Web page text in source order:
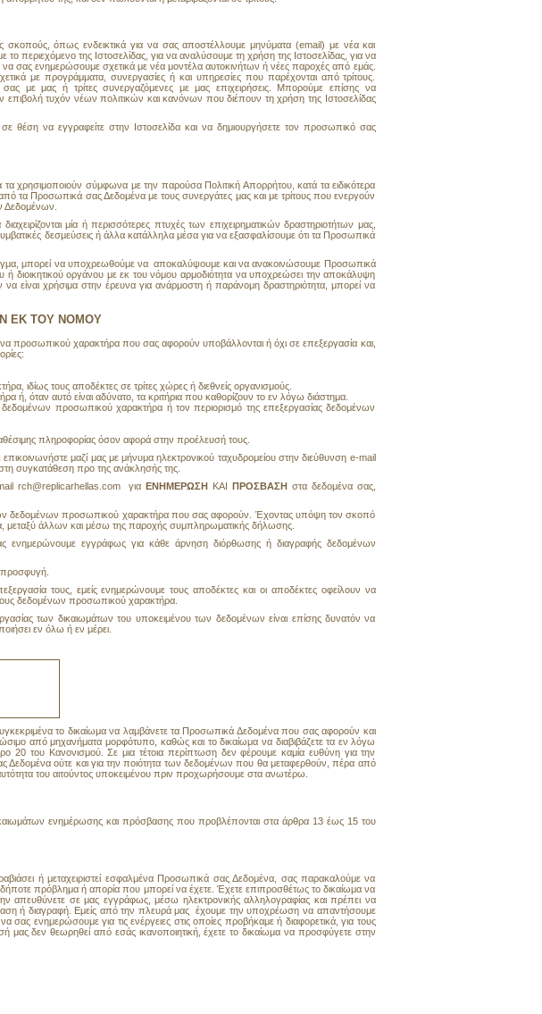
σκοπούς, όπως ενδεικτικά για να σας αποστέλλουμε μηνύματα (email) με νέα και
περιεχόμενο της Ιστοσελίδας, για να αναλύσουμε τη χρήση της Ιστοσελίδας, για να
να σας ενημερώσουμε σχετικά με νέα μοντέλα αυτοκινήτων ή νέες παροχές από εμάς.
με προγράμματα, συνεργασίες ή και υπηρεσίες που παρέχονται από τρίτους.
με μας ή τρίτες συνεργαζόμενες με μας επιχειρήσεις. Μπορούμε επίσης να
τυχόν νέων πολιτικών και κανόνων που διέπουν τη χρήση της Ιστοσελίδας
να εγγραφείτε στην Ιστοσελίδα και να δημιουργήσετε τον προσωπικό σας
χρησιμοποιούν σύμφωνα με την παρούσα Πολιτική Απορρήτου, κατά τα ειδικότερα
τα Προσωπικά σας Δεδομένα με τους συνεργάτες μας και με τρίτους που ενεργούν
Δεδομένων.
μία ή περισσότερες πτυχές των επιχειρηματικών δραστηριοτήτων μας,
δεσμεύσεις ή άλλα κατάλληλα μέσα για να εξασφαλίσουμε ότι τα Προσωπικά
μπορεί να υποχρεωθούμε να αποκαλύψουμε και να ανακοινώσουμε Προσωπικά
οργάνου με εκ του νόμου αρμοδιότητα να υποχρεώσει την αποκάλυψη
είναι χρήσιμα στην έρευνα για ανάρμοστη ή παράνομη δραστηριότητα, μπορεί να
ΕΚ ΤΟΥ ΝΟΜΟΥ
προσωπικού χαρακτήρα που σας αφορούν υποβάλλονται ή όχι σε επεξεργασία και,
ιδίως τους αποδέκτες σε τρίτες χώρες ή διεθνείς οργανισμούς.
όταν αυτό είναι αδύνατο, τα κριτήρια που καθορίζουν το εν λόγω διάστημα.
προσωπικού χαρακτήρα ή τον περιορισμό της επεξεργασίας δεδομένων
πληροφορίας όσον αφορά στην προέλευσή τους.
μαζί μας με μήνυμα ηλεκτρονικού ταχυδρομείου στην διεύθυνση e-mail
συγκατάθεση προ της ανάκλησής της.
mail rch@replicarhellas.com γιαΕΝΗΜΕΡΩΣΗ ΚΑΙ ΠΡΟΣΒΑΣΗστα δεδομένα σας,
δεδομένων προσωπικού χαρακτήρα που σας αφορούν. Έχοντας υπόψη τον σκοπό
μεταξύ άλλων και μέσω της παροχής συμπληρωματικής δήλωσης.
ενημερώνουμε εγγράφως για κάθε άρνηση διόρθωσης ή διαγραφής δεδομένων
προσφυγή.
τους, εμείς ενημερώνουμε τους αποδέκτες και οι αποδέκτες οφείλουν να
δεδομένων προσωπικού χαρακτήρα.
των δικαιωμάτων του υποκειμένου των δεδομένων είναι επίσης δυνατόν να
εν όλω ή εν μέρει.
το δικαίωμα να λαμβάνετε τα Προσωπικά Δεδομένα που σας αφορούν και
από μηχανήματα μορφότυπο, καθώς και το δικαίωμα να διαβιβάζετε τα εν λόγω
20 του Κανονισμού. Σε μια τέτοια περίπτωση δεν φέρουμε καμία ευθύνη για την
ούτε και για την ποιότητα των δεδομένων που θα μεταφερθούν, πέρα από
του αιτούντος υποκειμένου πριν προχωρήσουμε στα ανωτέρω.
ενημέρωσης και πρόσβασης που προβλέπονται στα άρθρα 13 έως 15 του
ή μεταχειριστεί εσφαλμένα Προσωπικά σας Δεδομένα, σας παρακαλούμε να
πρόβλημα ή απορία που μπορεί να έχετε. Έχετε επιπροσθέτως το δικαίωμα να
απευθύνετε σε μας εγγράφως, μέσω ηλεκτρονικής αλληλογραφίας και πρέπει να
ή διαγραφή. Εμείς από την πλευρά μας έχουμε την υποχρέωση να απαντήσουμε
ενημερώσουμε για τις ενέργειες στις οποίες προβήκαμε ή διαφορετικά, για τους
δεν θεωρηθεί από εσάς ικανοποιητική, έχετε το δικαίωμα να προσφύγετε στην